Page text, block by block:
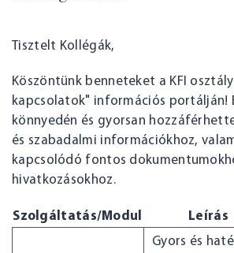
Tisztelt Kollégák,
Köszöntünk benneteket a KFI
kapcsolatok" információs portálján!
könnyedén és gyorsan
és szabadalmi információkhoz,
kapcsolódó fontos
hivatkozásokhoz.
Szolgáltatás/Modul Leírás
Gyors és